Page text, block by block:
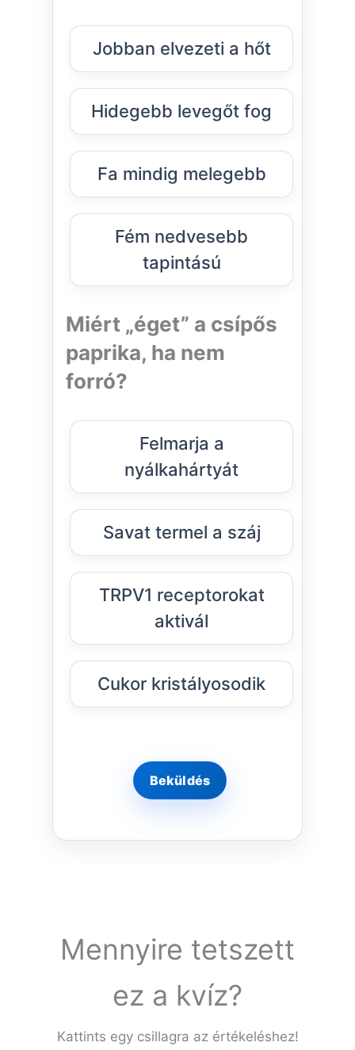
Jobban elvezeti a hőt
Hidegebb levegőt fog
Fa mindig melegebb
Fém nedvesebb
tapintású
Miért „éget” a csípős
paprika, ha nem
forró?
Felmarja a
nyálkahártyát
Savat termel a száj
TRPV1 receptorokat
aktivál
Cukor kristályosodik
Mennyire tetszett
ez a kvíz?
Kattints egy csillagra az értékeléshez!